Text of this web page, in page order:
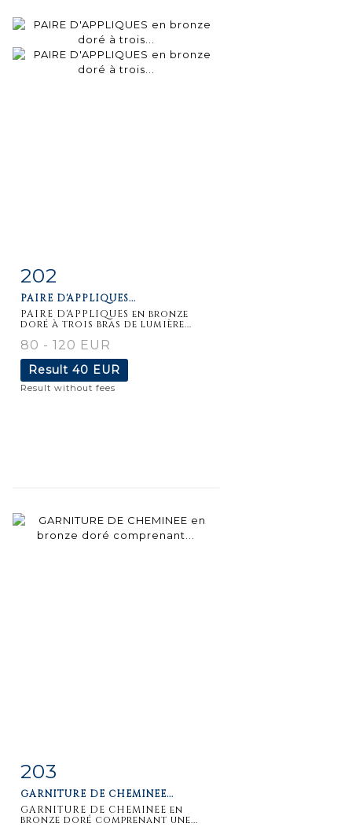
Item detail
202
PAIRE D'APPLIQUES...
PAIRE D'APPLIQUES en bronze
doré à trois bras de lumière...
80 - 120 EUR
Result 40 EUR
Result without fees
Item detail
203
GARNITURE DE CHEMINEE...
GARNITURE DE CHEMINEE en
bronze doré comprenant une...